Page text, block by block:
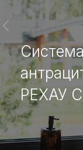
РЕХАУ